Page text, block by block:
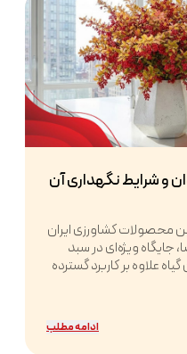
و شرایط نگهداری آن
محصولات کشاورزی ایران
ویژه‌ای در سبد
علاوه بر کاربرد گسترده
ادامه مطلب